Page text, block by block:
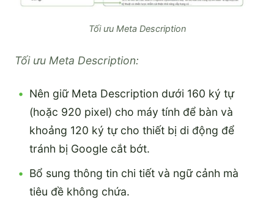
Tối ưu Meta Description
Tối ưu Meta Description:
Nên giữ Meta Description dưới 160 ký tự
(hoặc 920 pixel) cho máy tính để bàn và
khoảng 120 ký tự cho thiết bị di động để
tránh bị Google cắt bớt.
Bổ sung thông tin chi tiết và ngữ cảnh mà
tiêu đề không chứa.